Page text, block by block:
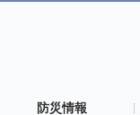
防災情報